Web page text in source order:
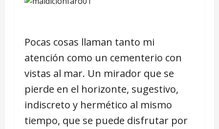
Pocas cosas llaman tanto mi
atención como un cementerio con
vistas al mar. Un mirador que se
pierde en el horizonte, sugestivo,
indiscreto y hermético al mismo
tiempo, que se puede disfrutar por